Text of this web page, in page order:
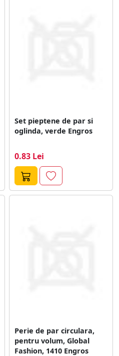
Set pieptene de par si
oglinda, verde Engros
0.83 Lei
Perie de par circulara,
pentru volum, Global
Fashion, 1410 Engros